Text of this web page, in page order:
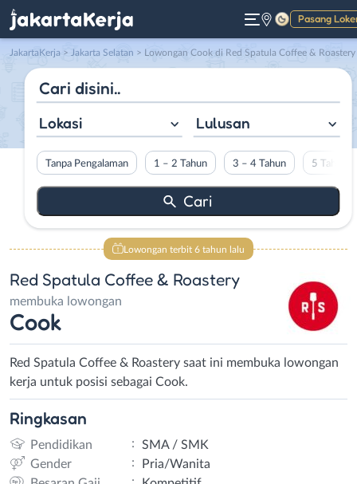
Pasang
Gelap
JakartaKerja > Jakarta Selatan > Lowongan Cook di Red Spatula Coffee & Roastery
Lokasi Lulusan
Tanpa Pengalaman 1 – 2 Tahun 3 – 4 Tahun 5 Tahun
Lowongan terbit 6 tahun lalu
Red Spatula Coffee & Roastery
membuka lowongan
Cook
Red Spatula Coffee & Roastery saat ini membuka lowongan
kerja untuk posisi sebagai Cook.
Ringkasan
Pendidikan :
SMA / SMK
Gender
:
Pria/Wanita